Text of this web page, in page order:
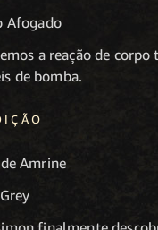
Afogado
a reação de corpo
de bomba.
Amrine